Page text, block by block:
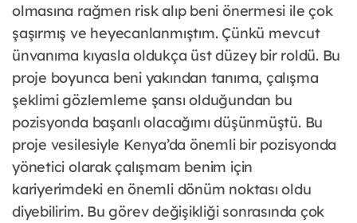
olmasına rağmen risk alıp beni önermesi ile çok
şaşırmış ve heyecanlanmıştım. Çünkü mevcut
ünvanıma kıyasla oldukça üst düzey bir roldü. Bu
proje boyunca beni yakından tanıma, çalışma
şeklimi gözlemleme şansı olduğundan bu
pozisyonda başarılı olacağımı düşünmüştü. Bu
proje vesilesiyle Kenya’da önemli bir pozisyonda
yönetici olarak çalışmam benim için
kariyerimdeki en önemli dönüm noktası oldu
diyebilirim. Bu görev değişikliği sonrasında çok